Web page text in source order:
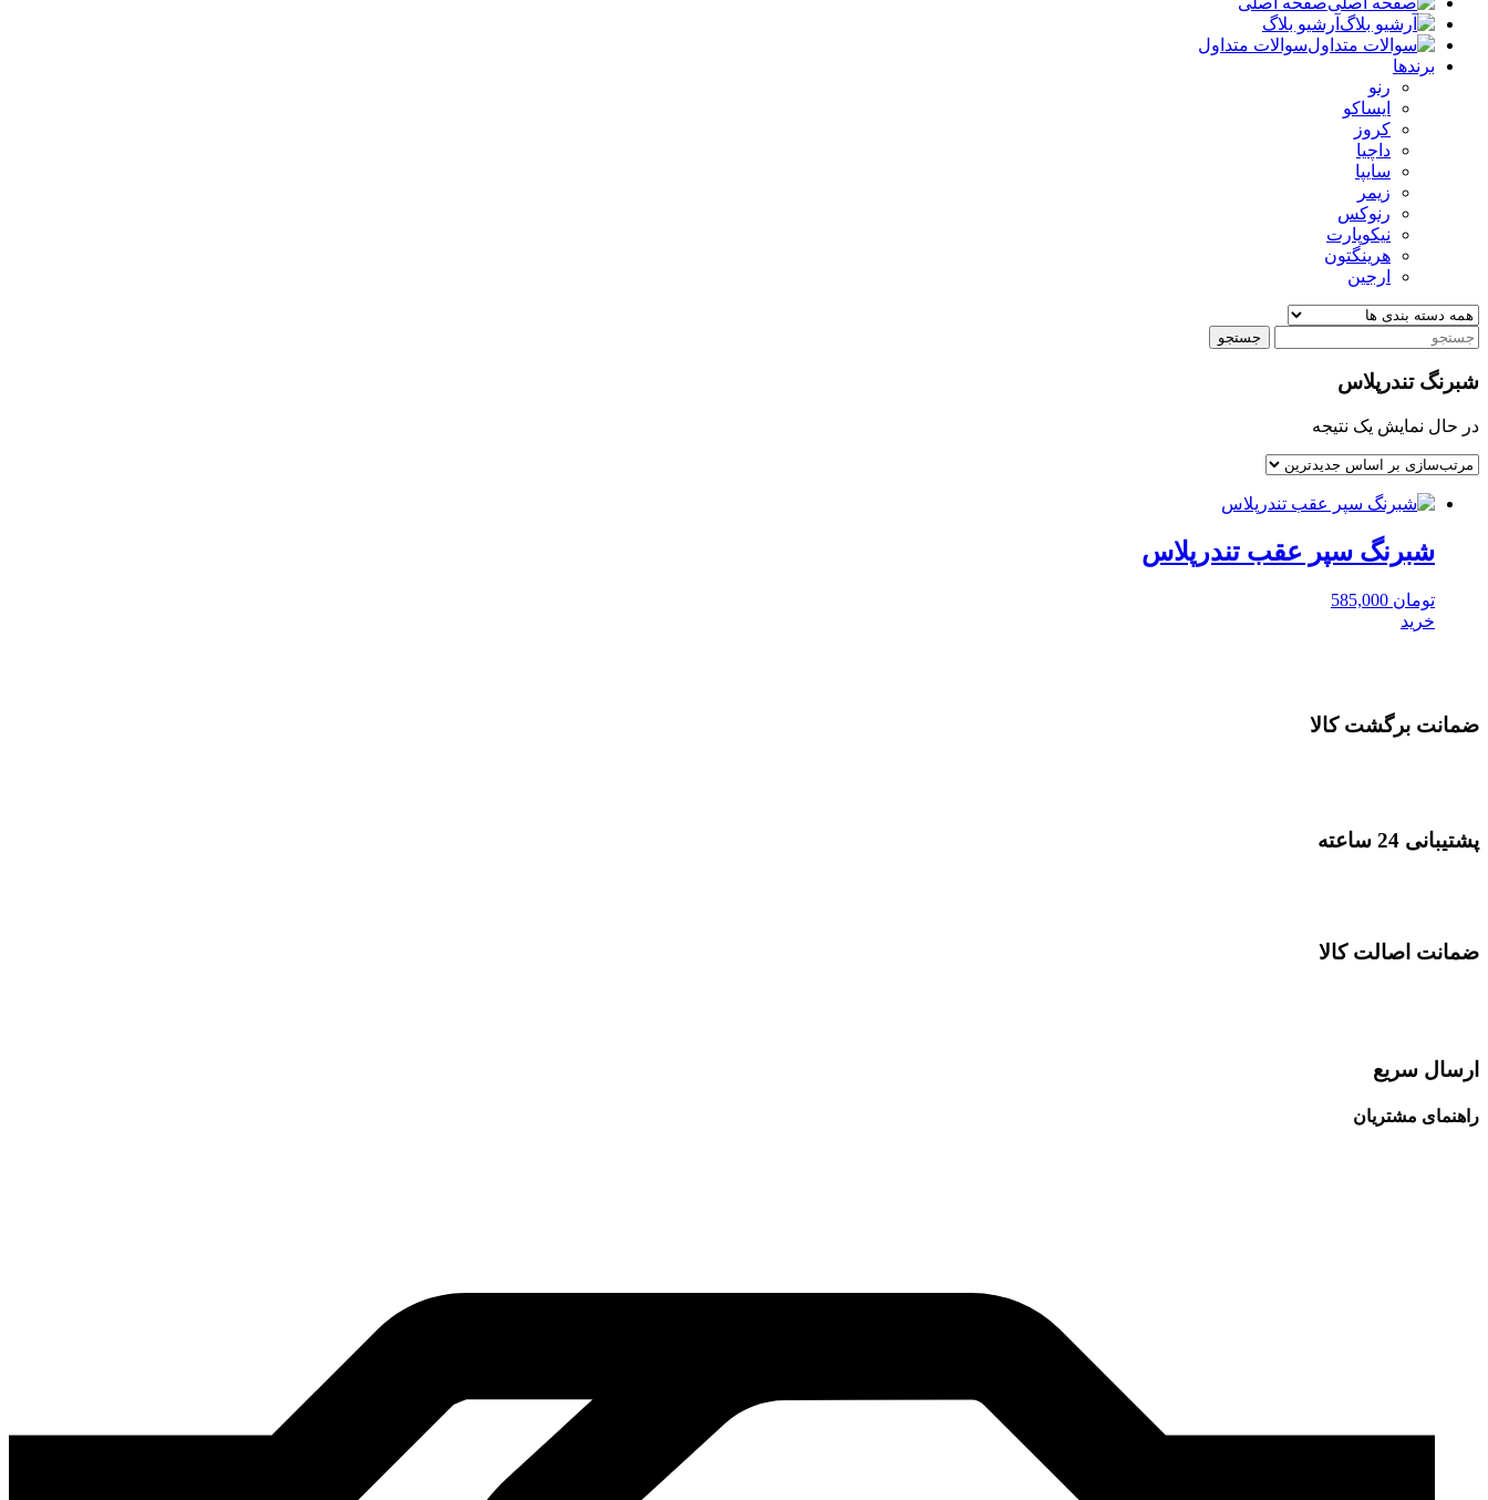
آرشیو بلاگ
سوالات متداول
برندها
رنو
ایساکو
کروز
داچیا
سایپا
زیمر
رنوکس
نیکوپارت
هرینگتون
ارجین
جستجو
شبرنگ تندرپلاس
در حال نمایش یک نتیجه
شبرنگ سپر عقب تندرپلاس
تومان
خرید
ضمانت برگشت کالا
پشتیبانی 24 ساعته
ضمانت اصالت کالا
ارسال سریع
راهنمای مشتریان